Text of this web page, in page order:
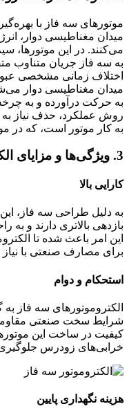
موتورهای سه فاز با
میدان مغناطیسی دوار،
می‌کنند. در این موتورها،
به سه فاز جریان متناوب
اختلاف زمانی مشخصی
میدان مغناطیسی دوار
به حرکت درآورده و به
روش عملکرد، حذف نیاز
به کار موتور است، که در
3. ویژگی‌ها و مزایای الکتروموتور سه فاز
کارایی بالا
به دلیل طراحی سه فاز،
بازدهی بالاتری دارند و به
این امر باعث شده تا
برای مصارف صنعتی با نیاز
استحکام و دوام
الکتروموتورهای سه فاز
شرایط سخت صنعتی مقاومت
کیفیت در ساخت این
خرابی‌های زودرس
هزینه نگهداری پایین